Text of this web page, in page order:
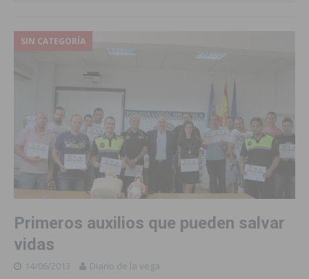
SIN CATEGORÍA
Primeros auxilios que pueden salvar
vidas
14/06/2013 Diario de la vega